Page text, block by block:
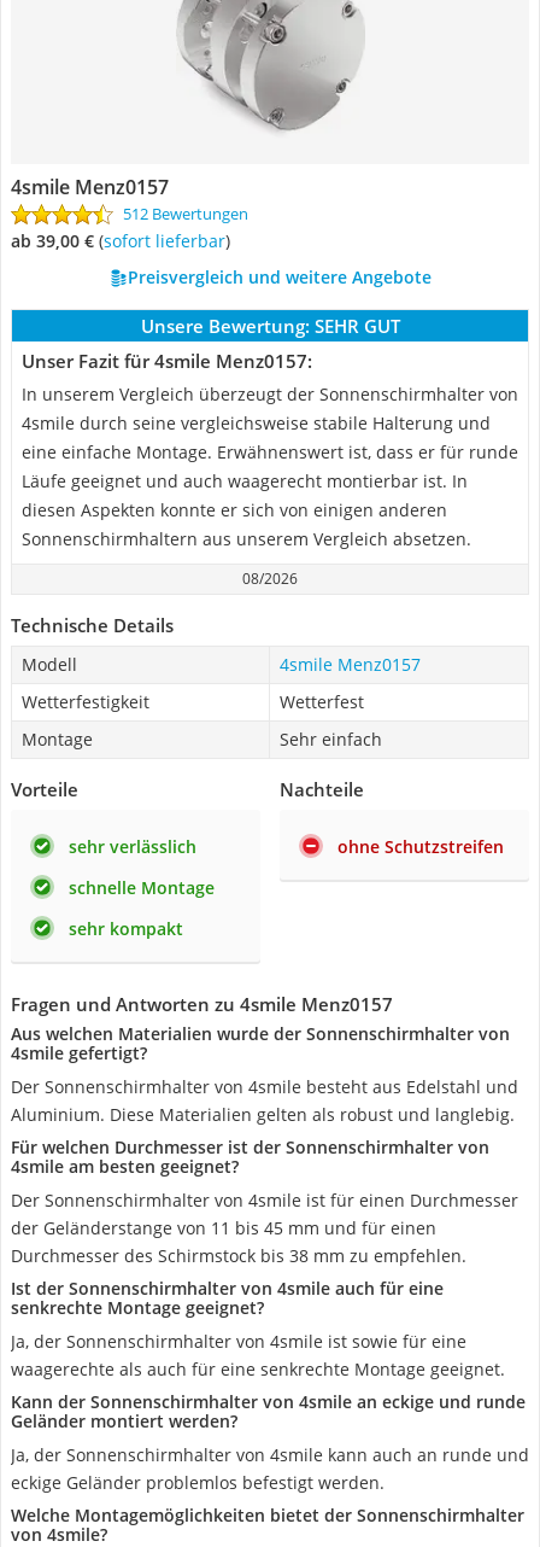
4smile Menz0157
512 Bewertungen
ab 39,00 € ( Sofort lieferbar)
Preisvergleich und weitere Angebote
Unsere Bewertung: SEHR GUT
Unser Fazit für 4smile Menz0157:
In unserem Vergleich überzeugt der Sonnenschirmhalter von
4smile durch seine vergleichsweise stabile Halterung und
eine einfache Montage. Erwähnenswert ist, dass er für runde
Läufe geeignet und auch waagerecht montierbar ist. In
diesen Aspekten konnte er sich von einigen anderen
Sonnenschirmhaltern aus unserem Vergleich absetzen.
08/2026
Technische Details
Modell
4smile Menz0157
Wetterfestigkeit
Wetterfest
Montage
Sehr einfach
Vorteile
sehr verlässlich
schnelle Montage
sehr kompakt
Nachteile
ohne Schutzstreifen
Fragen und Antworten zu 4smile Menz0157
Aus welchen Materialien wurde der Sonnenschirmhalter von
4smile gefertigt?
Der Sonnenschirmhalter von 4smile besteht aus Edelstahl und
Aluminium. Diese Materialien gelten als robust und langlebig.
Für welchen Durchmesser ist der Sonnenschirmhalter von
4smile am besten geeignet?
Der Sonnenschirmhalter von 4smile ist für einen Durchmesser
der Geländerstange von 11 bis 45 mm und für einen
Durchmesser des Schirmstock bis 38 mm zu empfehlen.
Ist der Sonnenschirmhalter von 4smile auch für eine
senkrechte Montage geeignet?
Ja, der Sonnenschirmhalter von 4smile ist sowie für eine
waagerechte als auch für eine senkrechte Montage geeignet.
Kann der Sonnenschirmhalter von 4smile an eckige und runde
Geländer montiert werden?
Ja, der Sonnenschirmhalter von 4smile kann auch an runde und
eckige Geländer problemlos befestigt werden.
Welche Montagemöglichkeiten bietet der Sonnenschirmhalter
von 4smile?